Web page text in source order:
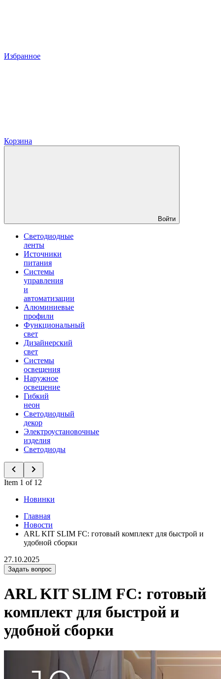
Избранное
Корзина
Войти
Светодиодные
ленты
Источники
питания
Системы
управления
и
автоматизации
Алюминиевые
профили
Функциональный
свет
Дизайнерский
свет
Системы
освещения
Наружное
освещение
Гибкий
неон
Светодиодный
декор
Электроустановочные
изделия
Светодиоды
Item 1 of 12
Новинки
Главная
Новости
ARL KIT SLIM FC: готовый комплект для быстрой и
удобной сборки
27.10.2025
Задать вопрос
ARL KIT SLIM FC: готовый
комплект для быстрой и
удобной сборки